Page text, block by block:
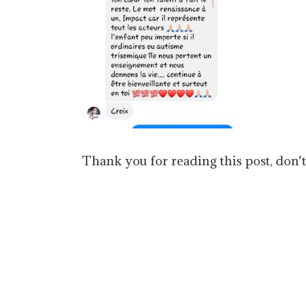
Thank you for reading this post,